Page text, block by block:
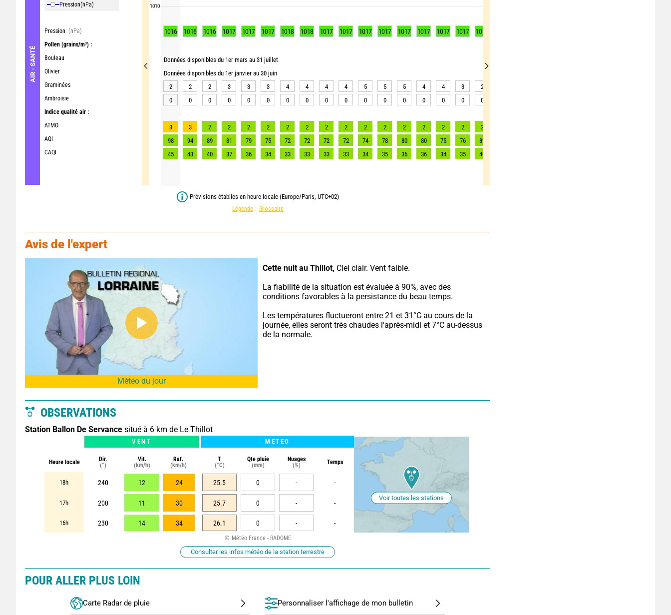
AIR - SANTÉ
Pression(hPa)
Pression (hPa)
Pollen (grains/m³) :
Bouleau
Olivier
Graminées
Ambroisie
Indice qualité air :
ATMO
AQI
CAQI
1010
1016 1016 1016 1017 1017 1017 1018 1018 1017 1017 1017 1017 1017 1017 1017 1017 1016
Données disponibles du 1er mars au 31 juillet
Données disponibles du 1er janvier au 30 juin
2
2 2 3 3 3 4 4 4 4 5 5 5 4 4 3 2
0
0 0 0 0 0 0 0 0 0 0 0 0 0 0 0 0
3 3 2 2 2 2 2 2 2 2 2 2 2 2 2 2 2
98
94 89 81 79 75 72 72 72 72 74 78 80 80 75 76 89
45
43 40 37 36 34 33 33 33 33 34 35 36 36 34 35 40
Prévisions établies en heure locale (Europe/Paris, UTC+02)
Légende
Glossaire
Avis de l'expert
Météo du jour
Cette nuit au Thillot, Ciel clair. Vent faible.
La fiabilité de la situation est évaluée à 90%, avec des
conditions favorables à la persistance du beau temps.
Les températures fluctueront entre 21 et 31°C au cours de la
journée, elles seront très chaudes l'après-midi et 7°C au-dessus
de la normale.
OBSERVATIONS
Station Ballon De Servance situé à 6 km de Le Thillot
VENT METEO
Heure locale
Dir.
(°)
Vit.
(km/h)
Raf.
(km/h)
T
(°C)
Qte pluie
(mm)
Nuages
(%)
Temps
18h 240 12 24 25.5 0 - -
17h 200 11 30 25.7 0 - -
16h 230 14 34 26.1 0 - -
Voir toutes les stations
Météo France - RADOME
Consulter les infos météo de la station terrestre
POUR ALLER PLUS LOIN
Carte Radar de pluie Personnaliser l'affichage de mon bulletin